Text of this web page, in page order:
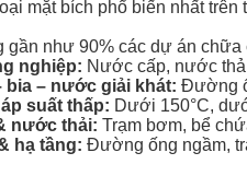
mặt bích phổ biến nhất
gần như 90% các dự án
nghiệp: Nước cấp, nước
bia – nước giải khát: Đường
suất thấp: Dưới 150°C,
nước thải: Trạm bơm, bể
hạ tầng: Đường ống ngầm,